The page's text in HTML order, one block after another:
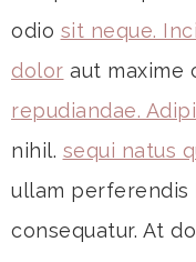
odio sit neque.
dolor aut maxime
repudiandae.
nihil. sequi natus
ullam perferendis
consequatur. At